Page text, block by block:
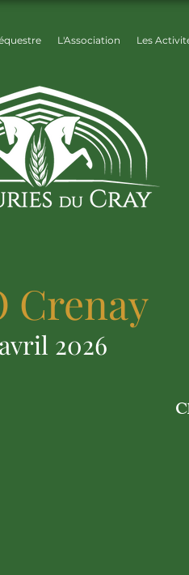
L'Association Les
Crenay
2026